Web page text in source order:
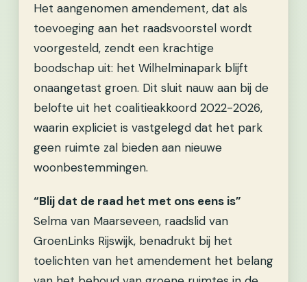
Het aangenomen amendement, dat als
toevoeging aan het raadsvoorstel wordt
voorgesteld, zendt een krachtige
boodschap uit: het Wilhelminapark blijft
onaangetast groen. Dit sluit nauw aan bij de
belofte uit het coalitieakkoord 2022-2026,
waarin expliciet is vastgelegd dat het park
geen ruimte zal bieden aan nieuwe
woonbestemmingen.
“Blij dat de raad het met ons eens is”
Selma van Maarseveen, raadslid van
GroenLinks Rijswijk, benadrukt bij het
toelichten van het amendement het belang